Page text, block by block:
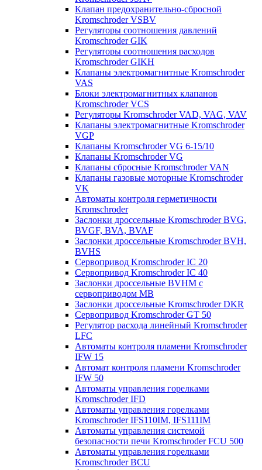
Клапан предохранительно-сбросной
Kromschroder VSBV
Регуляторы соотношения давлений
Kromschroder GIK
Регуляторы соотношения расходов
Kromschroder GIKH
Клапаны электромагнитные Kromschroder
VAS
Блоки электромагнитных клапанов
Kromschroder VCS
Регуляторы Kromschroder VAD, VAG, VAV
Клапаны электромагнитные Kromschroder
VGP
Клапаны Kromschroder VG 6-15/10
Клапаны Kromschroder VG
Клапаны сбросные Kromschroder VAN
Клапаны газовые моторные Kromschroder
VK
Автоматы контроля герметичности
Kromschroder
Заслонки дроссельные Kromschroder BVG,
BVGF, BVA, BVAF
Заслонки дроссельные Kromschroder BVH,
BVHS
Сервопривод Kromschroder IC 20
Сервопривод Kromschroder IC 40
Заслонки дроссельные BVHM с
сервоприводом МВ
Заслонки дроссельные Kromschroder DKR
Cервопривод Kromschroder GT 50
Регулятор расхода линейный Kromschroder
LFC
Автоматы контроля пламени Kromschroder
IFW 15
Автомат контроля пламени Kromschroder
IFW 50
Автоматы управления горелками
Kromschroder IFD
Автоматы управления горелками
Kromschroder IFS110IM, IFS111IM
Автоматы управления системой
безопасности печи Kromschroder FCU 500
Автоматы управления горелками
Kromschroder BCU